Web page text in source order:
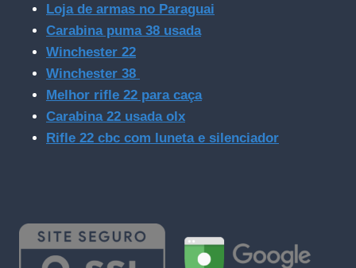
Loja de armas no Paraguai
Carabina puma 38 usada
Winchester 22
Winchester 38
Melhor rifle 22 para caça
Carabina 22 usada olx
Rifle 22 cbc com luneta e silenciador